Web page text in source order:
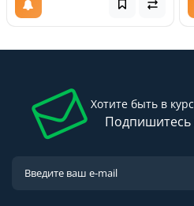
Хотите быть в
Подпишитесь